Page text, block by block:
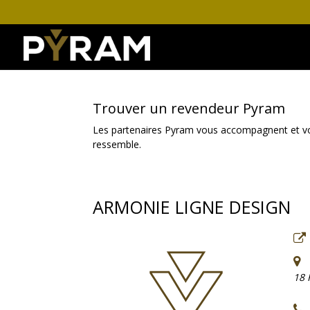
Trouver un revendeur Pyram
Les partenaires Pyram vous accompagnent et
ressemble.
ARMONIE LIGNE DESIGN
18